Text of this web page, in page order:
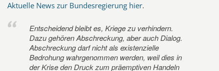
Aktuelle News zur Bundesregierung hier.
Entscheidend bleibt es, Kriege zu verhindern.
Dazu gehören Abschreckung, aber auch Dialog.
Abschreckung darf nicht als existenzielle
Bedrohung wahrgenommen werden, weil dies in
der Krise den Druck zum präemptiven Handeln